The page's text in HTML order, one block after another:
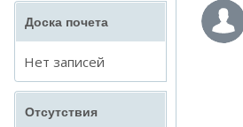
Доска почета
Нет записей
Отсутствия